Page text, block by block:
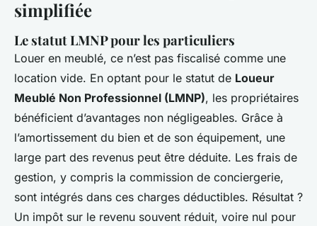
simplifiée
Le statut LMNP pour les particuliers
Louer en meublé, ce n’est pas fiscalisé comme une
location vide. En optant pour le statut de Loueur
Meublé Non Professionnel (LMNP), les propriétaires
bénéficient d’avantages non négligeables. Grâce à
l’amortissement du bien et de son équipement, une
large part des revenus peut être déduite. Les frais de
gestion, y compris la commission de conciergerie,
sont intégrés dans ces charges déductibles. Résultat ?
Un impôt sur le revenu souvent réduit, voire nul pour